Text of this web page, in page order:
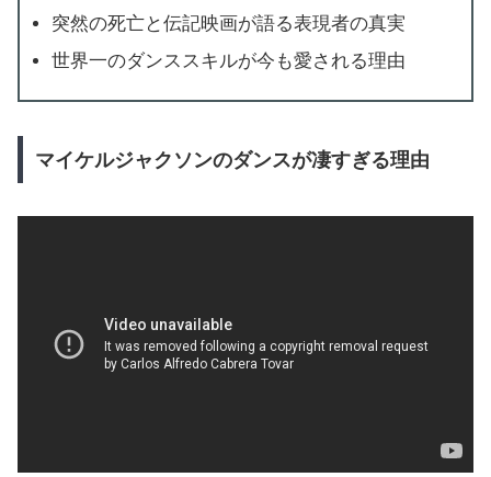
突然の死亡と伝記映画が語る表現者の真実
世界一のダンススキルが今も愛される理由
マイケルジャクソンのダンスが凄すぎる理由